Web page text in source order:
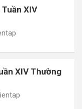
XIV
XIV Thường